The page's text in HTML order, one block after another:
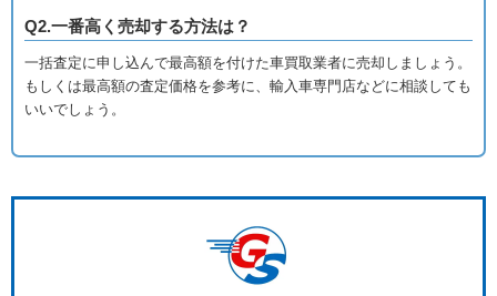
Q2.一番高く売却する方法は？
一括査定に申し込んで最高額を付けた車買取業者に売却しましょう。
もしくは最高額の査定価格を参考に、輸入車専門店などに相談しても
いいでしょう。